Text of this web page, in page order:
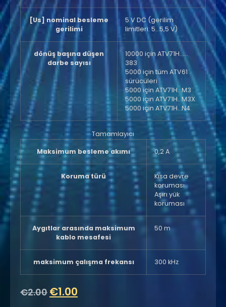
[Us] nominal besleme
gerilimi
5 V DC (gerilim
limitleri: 5…5,5 V)
dönüş başına düşen
darbe sayısı
10000 için ATV71H……
383
5000 için tüm ATV61
sürücüleri
5000 için ATV71H…M3
5000 için ATV71H…M3X
5000 için ATV71H…N4
Tamamlayıcı
Maksimum besleme akımı 0,2 A
Koruma türü
Kısa devre
koruması
Aşırı yük
koruması
Aygıtlar arasında maksimum
kablo mesafesi
50 m
maksimum çalışma frekansı 300 kHz
€2.00 €1.00